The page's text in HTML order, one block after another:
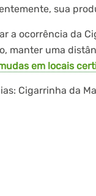
sua
a ocorrência da
manter uma
em locais
Cigarrinha da